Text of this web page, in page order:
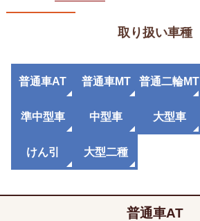
取り扱い車種
普通車AT 普通車MT 普通二輪MT
準中型車 中型車 大型車
けん引 大型二種
普通車AT